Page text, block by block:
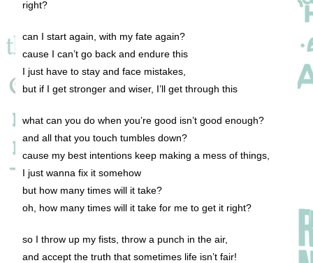
right?
can I start again, with my fate again?
cause I can’t go back and endure this
I just have to stay and face mistakes,
but if I get stronger and wiser, I’ll get through this
what can you do when you’re good isn’t good enough?
and all that you touch tumbles down?
cause my best intentions keep making a mess of things,
I just wanna fix it somehow
but how many times will it take?
oh, how many times will it take for me to get it right?
so I throw up my fists, throw a punch in the air,
and accept the truth that sometimes life isn’t fair!